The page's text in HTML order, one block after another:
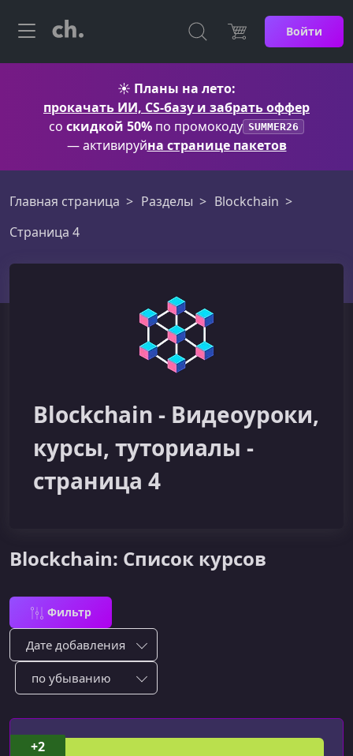
Войти
☀️ Планы на лето:
прокачать ИИ, CS-базу и забрать оффер
со скидкой 50% по промокоду SUMMER26
— активируйна странице пакетов
Главная страница Разделы
Blockchain
Страница 4
Blockchain - Видеоуроки,
курсы, туториалы -
страница 4
Blockchain: Список курсов
Фильтр
Сортировка по:
Сотировать по:
+2